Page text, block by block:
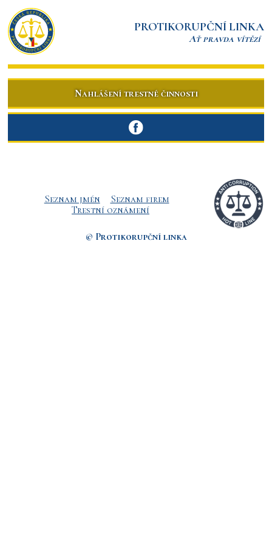
PROTIKORUPČNÍ LINKA
Ať pravda vítězí
Nahlášení trestné činnosti
Seznam jmén
Seznam firem
Trestní oznámení
© Protikorupční linka